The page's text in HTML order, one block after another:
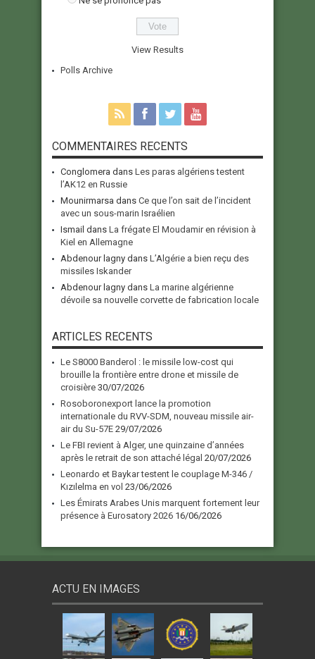
View Results
Polls Archive
COMMENTAIRES RECENTS
Conglomera dans Les paras algériens testent
l’AK12 en Russie
Mounirmarsa dans Ce que l’on sait de l’incident
avec un sous-marin Israélien
Ismail dans La frégate El Moudamir en révision à
Kiel en Allemagne
Abdenour lagny dans L’Algérie a bien reçu des
missiles Iskander
Abdenour lagny dans La marine algérienne
dévoile sa nouvelle corvette de fabrication locale
ARTICLES RECENTS
Le S8000 Banderol : le missile low-cost qui
brouille la frontière entre drone et missile de
croisière 30/07/2026
Rosoboronexport lance la promotion
internationale du RVV-SDM, nouveau missile air-
air du Su-57E 29/07/2026
Le FBI revient à Alger, une quinzaine d’années
après le retrait de son attaché légal 20/07/2026
Leonardo et Baykar testent le couplage M-346 /
Kızılelma en vol 23/06/2026
Les Émirats Arabes Unis marquent fortement leur
présence à Eurosatory 2026 16/06/2026
ACTU EN IMAGES